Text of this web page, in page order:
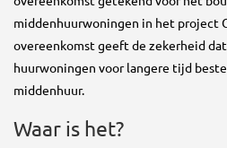
middenhuurwoningen in het project
overeenkomst geeft de zekerheid
huurwoningen voor langere tijd
middenhuur.
Waar is het?